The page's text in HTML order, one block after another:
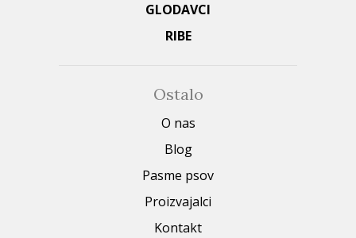
GLODAVCI
RIBE
Ostalo
O nas
Blog
Pasme psov
Proizvajalci
Kontakt